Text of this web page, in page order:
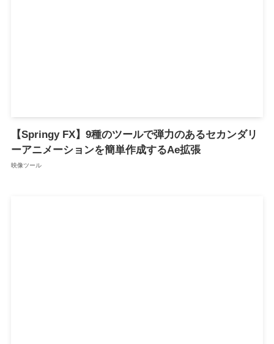
【Springy FX】9種のツールで弾力のあるセカンダリ
ーアニメーションを簡単作成するAe拡張
映像ツール